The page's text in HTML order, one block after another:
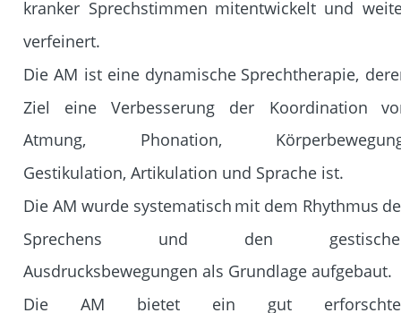
kranker Sprechstimmen mitentwickelt und
verfeinert.
Die AM ist eine dynamische Sprechtherapie,
Ziel
eine Verbesserung der Koordination
Atmung,
Phonation,
Gestikulation, Artikulation und Sprache ist.
Die AM wurde systematisch mit dem Rhythmus
Sprechens
und den
Ausdrucksbewegungen als Grundlage aufgebaut.
Die
AM bietet ein gut